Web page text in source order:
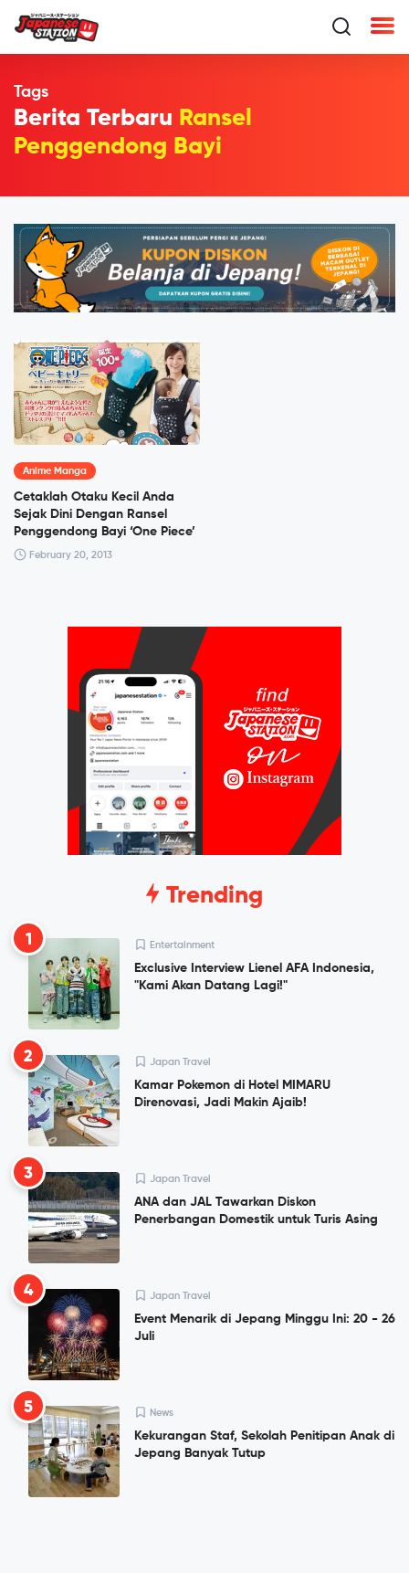
Tags
Berita Terbaru Ransel
Penggendong Bayi
Anime Manga
Cetaklah Otaku Kecil Anda
Sejak Dini Dengan Ransel
Penggendong Bayi ‘One Piece’
February 20, 2013
Trending
1 Entertainment
Exclusive Interview Lienel AFA Indonesia,
"Kami Akan Datang Lagi!"
2 Japan Travel
Kamar Pokemon di Hotel MIMARU
Direnovasi, Jadi Makin Ajaib!
3 Japan Travel
ANA dan JAL Tawarkan Diskon
Penerbangan Domestik untuk Turis Asing
4 Japan Travel
Event Menarik di Jepang Minggu Ini: 20 - 26
Juli
5 News
Kekurangan Staf, Sekolah Penitipan Anak di
Jepang Banyak Tutup